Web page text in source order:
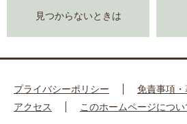
見つからないときは
プライバシーポリシー
免責事項
アクセス
このホームページについ